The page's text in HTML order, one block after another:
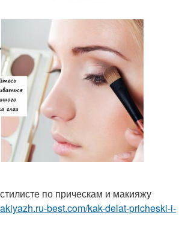
по прическам и макияжу
best.com/kak-delat-pricheski-i-